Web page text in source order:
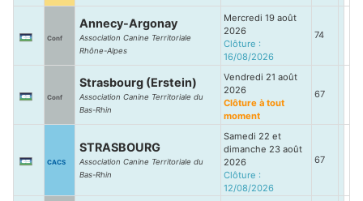
Conf
Annecy-Argonay
Association Canine Territoriale
Rhône-Alpes
Mercredi 19 août
2026
Clôture :
16/08/2026
74
Conf
Strasbourg (Erstein)
Association Canine Territoriale du
Bas-Rhin
Vendredi 21 août
2026
Clôture à tout
moment
67
CACS
STRASBOURG
Association Canine Territoriale du
Bas-Rhin
Samedi 22 et
dimanche 23 août
2026
Clôture :
12/08/2026
67